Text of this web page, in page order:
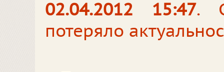
02.04.2012 15:47.
потеряло